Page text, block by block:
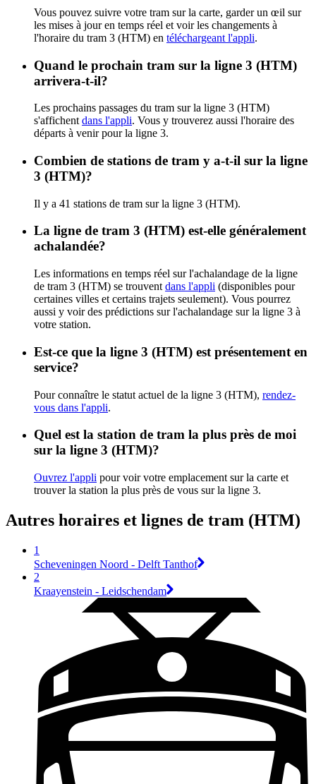
Vous pouvez suivre votre tram sur la carte, garder un œil sur
les mises à jour en temps réel et voir les changements à
l'horaire du tram 3 (HTM) en téléchargeant l'appli.
Quand le prochain tram sur la ligne 3 (HTM)
arrivera-t-il?
Les prochains passages du tram sur la ligne 3 (HTM)
s'affichent dans l'appli. Vous y trouverez aussi l'horaire des
départs à venir pour la ligne 3.
Combien de stations de tram y a-t-il sur la ligne
3 (HTM)?
Il y a 41 stations de tram sur la ligne 3 (HTM).
La ligne de tram 3 (HTM) est-elle généralement
achalandée?
Les informations en temps réel sur l'achalandage de la ligne
de tram 3 (HTM) se trouvent dans l'appli (disponibles pour
certaines villes et certains trajets seulement). Vous pourrez
aussi y voir des prédictions sur l'achalandage sur la ligne 3 à
votre station.
Est-ce que la ligne 3 (HTM) est présentement en
service?
Pour connaître le statut actuel de la ligne 3 (HTM), rendez-
vous dans l'appli.
Quel est la station de tram la plus près de moi
sur la ligne 3 (HTM)?
Ouvrez l'appli pour voir votre emplacement sur la carte et
trouver la station la plus près de vous sur la ligne 3.
Autres horaires et lignes de tram (HTM)
1
Scheveningen Noord - Delft Tanthof
2
Kraayenstein - Leidschendam